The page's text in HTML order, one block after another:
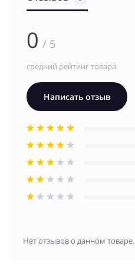
0 / 5
средний рейтинг товара
Написать отзыв
Нет отзывов о данном товаре.